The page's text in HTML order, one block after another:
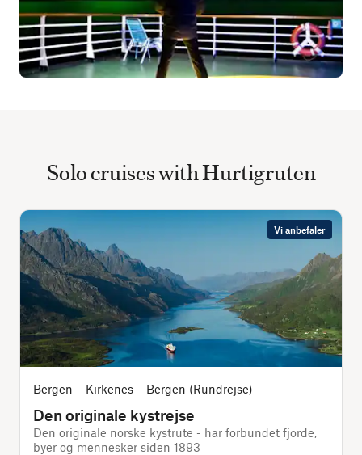
Solo cruises with Hurtigruten
Vi anbefaler
Bergen – Kirkenes – Bergen (Rundrejse)
Den originale kystrejse
Den originale norske kystrute - har forbundet fjorde,
byer og mennesker siden 1893